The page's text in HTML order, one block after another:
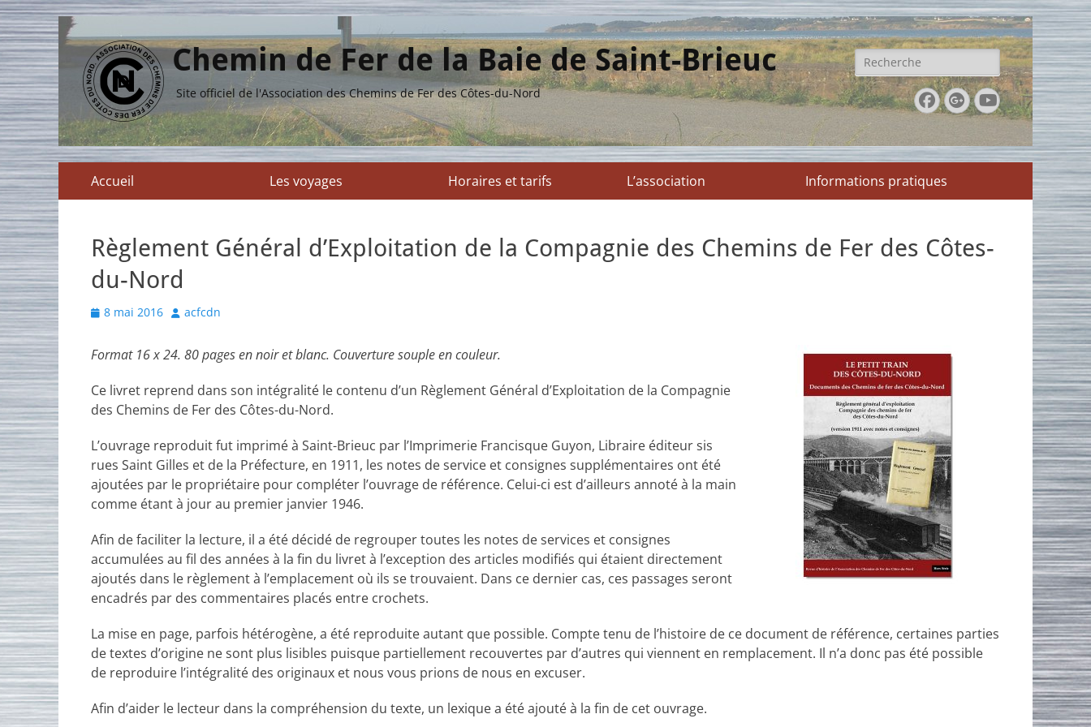
Chemin de Fer de la Baie de Saint-Brieuc
Site officiel de l'Association des Chemins de Fer des Côtes-du-Nord
Rechercher :
Facebook
Googleplus
YouTube
Menu
principal
Accueil Les voyages Horaires et tarifs L’association Informations pratiques
Règlement Général d’Exploitation de la Compagnie des Chemins de Fer des Côtes-
du-Nord
Posted
8 mai 2016 Author
acfcdn
Format 16 x 24. 80 pages en noir et blanc. Couverture souple en couleur.
Ce livret reprend dans son intégralité le contenu d’un Règlement Général d’Exploitation de la Compagnie
des Chemins de Fer des Côtes-du-Nord.
L’ouvrage reproduit fut imprimé à Saint-Brieuc par l’Imprimerie Francisque Guyon, Libraire éditeur sis
rues Saint Gilles et de la Préfecture, en 1911, les notes de service et consignes supplémentaires ont été
ajoutées par le propriétaire pour compléter l’ouvrage de référence. Celui-ci est d’ailleurs annoté à la main
comme étant à jour au premier janvier 1946.
Afin de faciliter la lecture, il a été décidé de regrouper toutes les notes de services et consignes
accumulées au fil des années à la fin du livret à l’exception des articles modifiés qui étaient directement
ajoutés dans le règlement à l’emplacement où ils se trouvaient. Dans ce dernier cas, ces passages seront
encadrés par des commentaires placés entre crochets.
La mise en page, parfois hétérogène, a été reproduite autant que possible. Compte tenu de l’histoire de ce document de référence, certaines parties
de textes d’origine ne sont plus lisibles puisque partiellement recouvertes par d’autres qui viennent en remplacement. Il n’a donc pas été possible
de reproduire l’intégralité des originaux et nous vous prions de nous en excuser.
Afin d’aider le lecteur dans la compréhension du texte, un lexique a été ajouté à la fin de cet ouvrage.